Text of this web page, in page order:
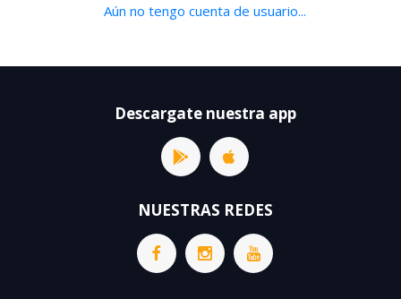
Aún no tengo cuenta de usuario...
Descargate nuestra app
NUESTRAS REDES